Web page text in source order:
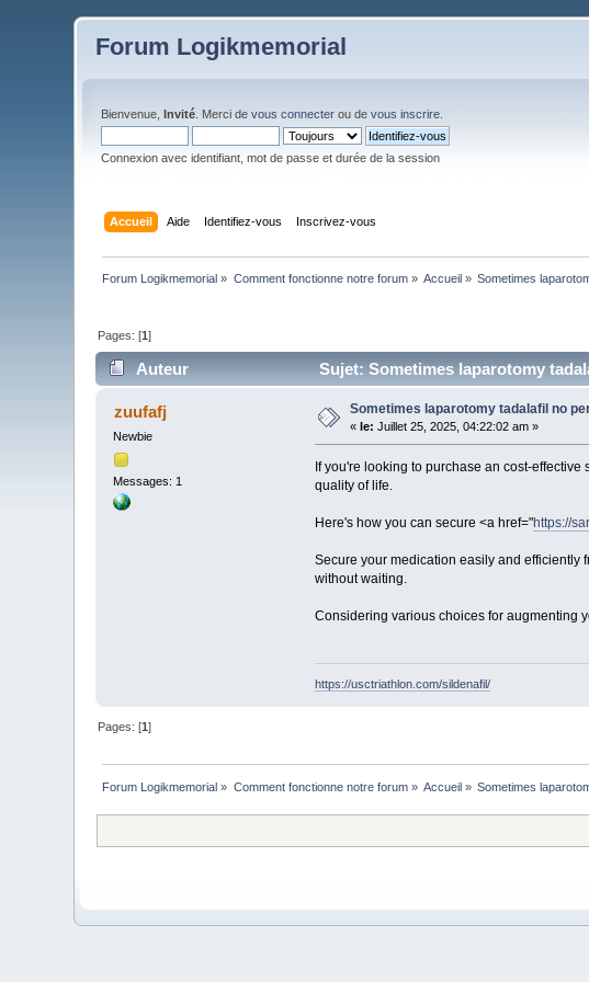
Forum Logikmemorial
Bienvenue,Invité . Merci devous connecter ou devous inscrire
Connexion avec identifiant, mot de passe et durée de la session
Accueil Aide Identifiez-vous Inscrivez-vous
Forum Logikmemorial » Comment fonctionne notre forum» Accueil » Sometimes
Pages: [1]
Auteur Sujet: Sometimes laparotomy
zuufafj
Newbie
Messages: 1
Sometimes laparotomy tadalafil no
« le: Juillet 25, 2025, 04:22:02 am »
If you're looking to purchase an cost-
quality of life.
Here's how you can secure <a href="https://
Secure your medication easily and efficiently
without waiting.
Considering various choices for augmenting
https://usctriathlon.com/sildenafil/
Pages: [1]
Forum Logikmemorial » Comment fonctionne notre forum» Accueil » Sometimes